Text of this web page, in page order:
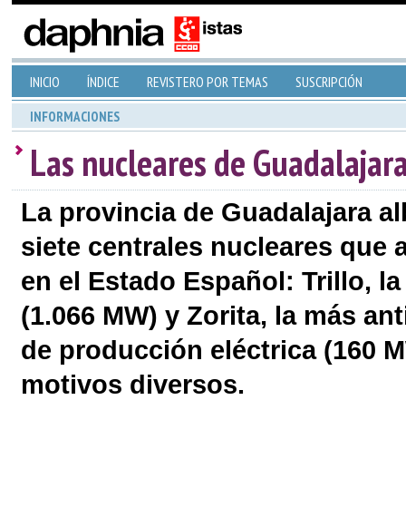
INICIO ÍNDICE REVISTERO POR TEMAS SUSCRIPCIÓN
INFORMACIONES
Las nucleares de
La provincia de Guadalajara
siete centrales nucleares que
en el Estado Español: Trillo,
(1.066 MW) y Zorita, la más
de producción eléctrica (160
motivos diversos.